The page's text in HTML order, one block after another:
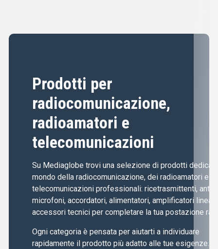
Prodotti per
radiocomunicazione,
radioamatori e
telecomunicazioni
Su Mediaglobe trovi una selezione di prodotti dedicati
mondo della radiocomunicazione, dei radioamatori e
telecomunicazioni professionali: ricetrasmittenti,
microfoni, accordatori, alimentatori, amplificatori
accessori tecnici per completare la tua postazione
Ogni categoria è pensata per aiutarti a individuare
rapidamente il prodotto più adatto alle tue esigenze.